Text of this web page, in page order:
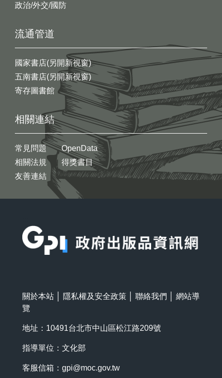
政治/外交/國防
流通管道
國家書店(另開新視窗)
五南書店(另開新視窗)
寄存圖書館
相關連結
常見問題
相關法規
友善連結
OpenData
得獎書目
關於本站 隱私權及安全政策 聯絡我們
網站導
覽
地址：10491台北市中山區松江路209號
指導單位：文化部
客服信箱： gpi@moc.gov.tw